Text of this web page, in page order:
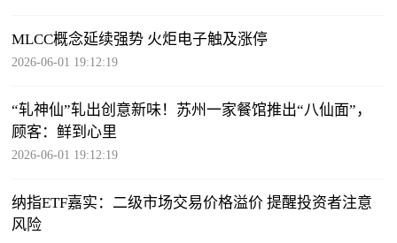
MLCC概念延续强势 火炬电子触及涨停
2026-06-01 19:12:19
“轧神仙”轧出创意新味！苏州一家餐馆推出“八仙面”，
顾客：鲜到心里
2026-06-01 19:12:19
纳指ETF嘉实：二级市场交易价格溢价 提醒投资者注意
风险